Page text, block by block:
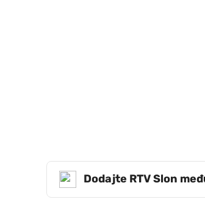
Dodajte RTV Slon